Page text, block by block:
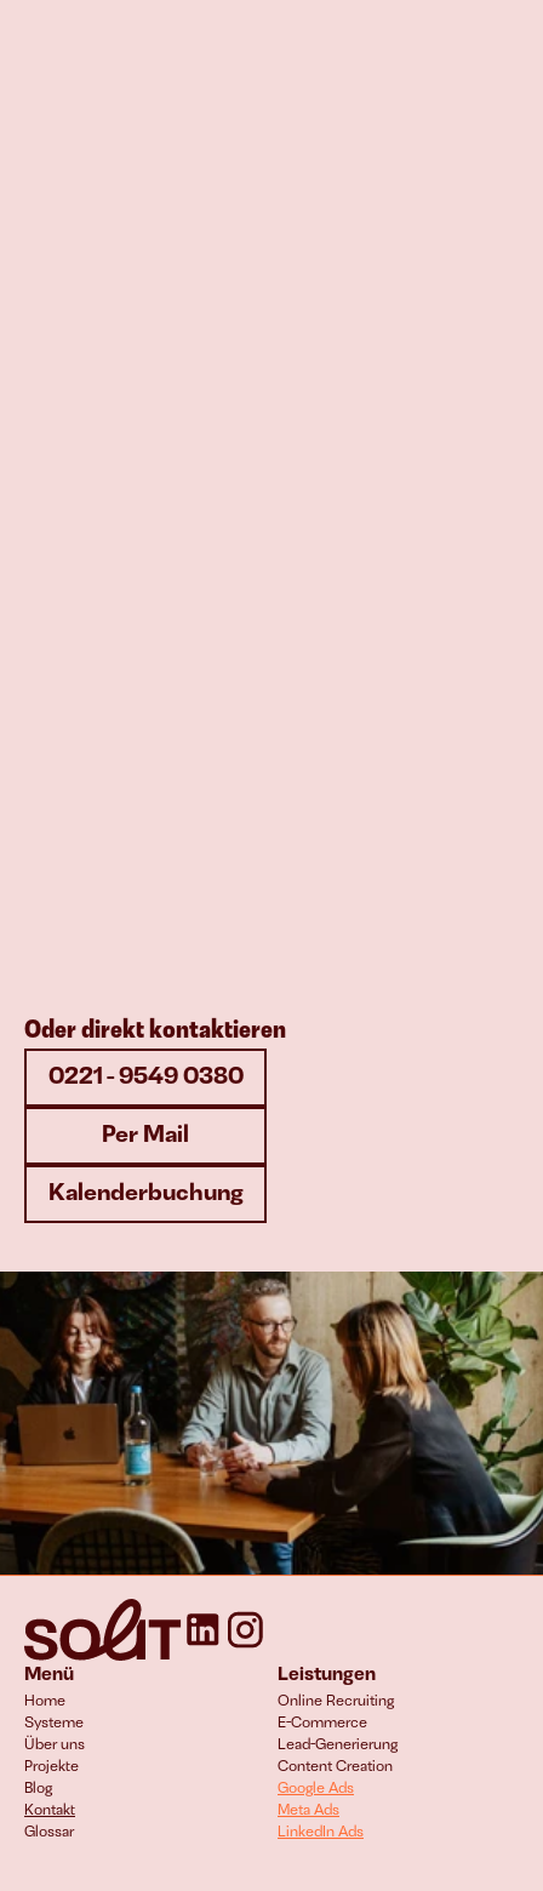
0221 - 9549 0380
Per Mail
Kalenderbuchung
Oder direkt kontaktieren
Menü
Home
Systeme
Über uns
Projekte
Blog
Kontakt
Glossar
Leistungen
Online Recruiting
E-Commerce
Lead-Generierung
Content Creation
Google Ads
Meta Ads
LinkedIn Ads